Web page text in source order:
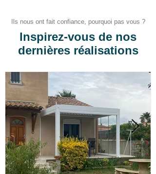
Ils nous ont fait confiance, pourquoi pas vous ?
Inspirez-vous de nos
dernières réalisations